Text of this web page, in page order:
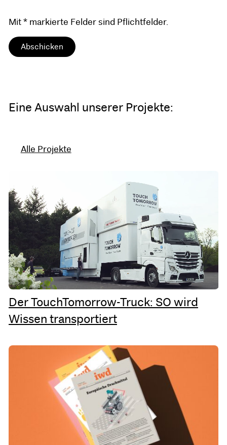
Mit * markierte Felder sind Pflichtfelder.
Eine Auswahl unserer Projekte:
Alle Projekte
Der TouchTomorrow-Truck: SO wird
Wissen transportiert